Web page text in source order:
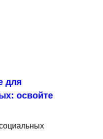
для
освойте